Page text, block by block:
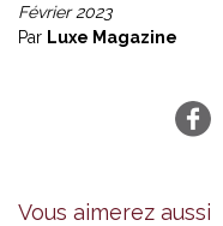
Février 2023
Par Luxe Magazine
Vous aimerez aussi